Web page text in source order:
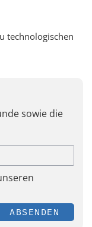
technologischen
sowie die
ABSENDEN